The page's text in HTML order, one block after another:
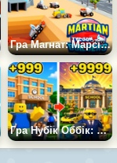
Гра Магнат: Марсіанські Будівельники
Гра Нубік Оббік: Шкільний Магнат